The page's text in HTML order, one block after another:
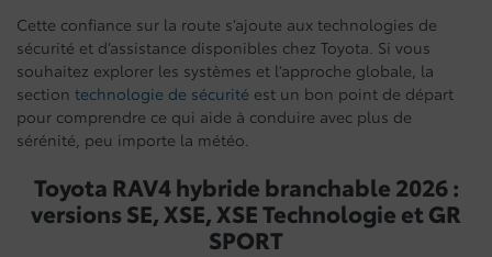
Cette confiance sur la route s’ajoute aux technologies de
sécurité et d’assistance disponibles chez Toyota. Si vous
souhaitez explorer les systèmes et l’approche globale, la
section technologie de sécurité est un bon point de départ
pour comprendre ce qui aide à conduire avec plus de
sérénité, peu importe la météo.
Toyota RAV4 hybride branchable 2026 :
versions SE, XSE, XSE Technologie et GR
SPORT